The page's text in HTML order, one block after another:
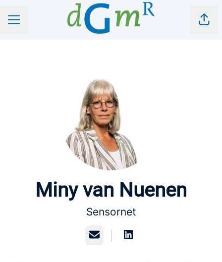
CARRIÈREMENU
Miny van Nuenen
Sensornet
E-mailadres